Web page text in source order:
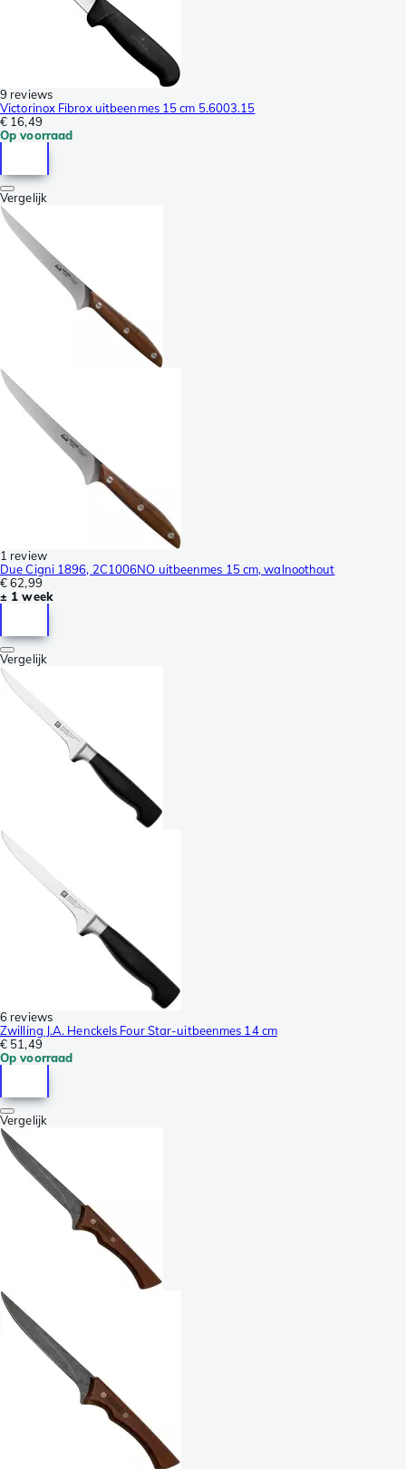
9 reviews
Victorinox Fibrox uitbeenmes 15 cm 5.6003.15
€ 16,49
Op voorraad
Vergelijk
1 review
Due Cigni 1896, 2C1006NO uitbeenmes 15 cm, walnoothout
€ 62,99
± 1 week
Vergelijk
6 reviews
Zwilling J.A. Henckels Four Star-uitbeenmes 14 cm
€ 51,49
Op voorraad
Vergelijk